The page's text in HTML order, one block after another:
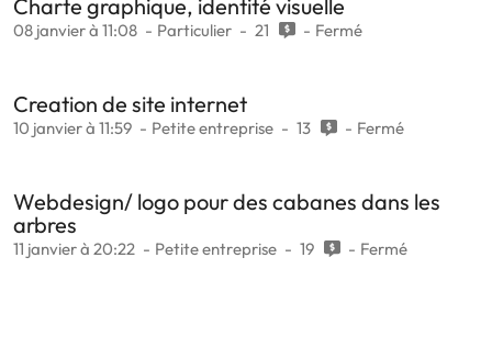
Charte graphique, identité visuelle
08 janvier à 11:08 Particulier 21 Fermé
Creation de site internet
10 janvier à 11:59 Petite entreprise 13 Fermé
Webdesign/ logo pour des cabanes dans les
arbres
11 janvier à 20:22 Petite entreprise 19 Fermé